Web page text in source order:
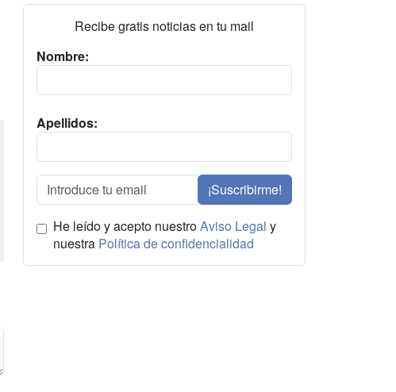
Recibe gratis noticias en tu mail
Nombre:
Apellidos:
¡Suscribirme!
He leído y acepto nuestroAviso Legal y
nuestra Política de confidencialidad